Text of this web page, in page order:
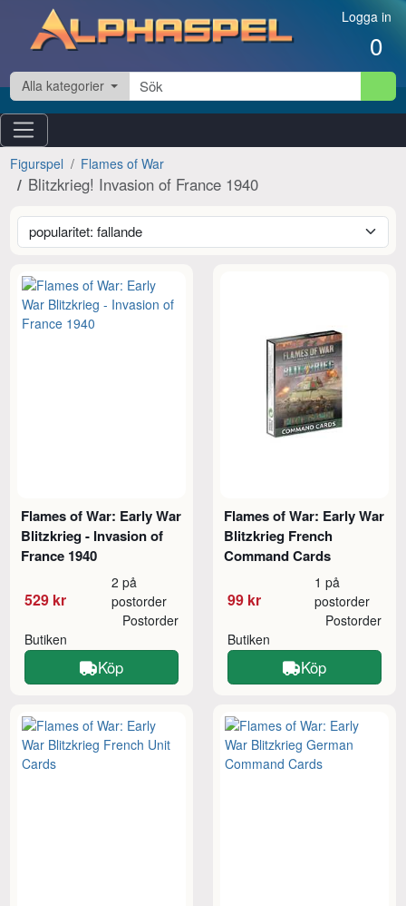
Hoppa till innehåll Logga in
0
Alla kategorier
Figurspel Flames of War
Blitzkrieg! Invasion of France 1940
Flames of War: Early War
Blitzkrieg - Invasion of
France 1940
529 kr
2 på
postorder
Butiken
Postorder
Köp
Flames of War: Early War
Blitzkrieg French
Command Cards
99 kr
1 på
postorder
Butiken
Postorder
Köp